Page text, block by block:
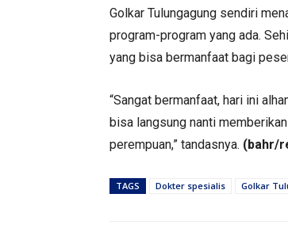
Golkar Tulungagung sendiri
program-program yang ada.
yang bisa bermanfaat bagi
“Sangat bermanfaat, hari ini
bisa langsung nanti
perempuan,” tandasnya. (bahr/
TAGS Dokter spesialis Golkar